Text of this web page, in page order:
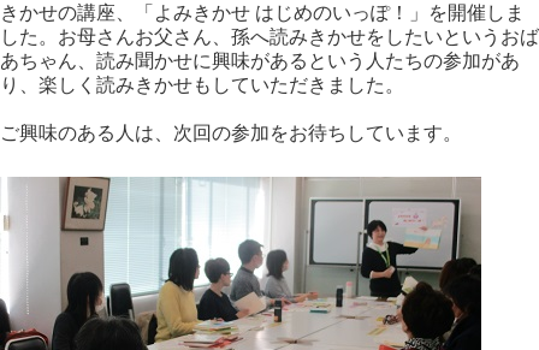
きかせの講座、「よみきかせ はじめのいっぽ！」を開催しま
した。お母さんお父さん、孫へ読みきかせをしたいというおば
あちゃん、読み聞かせに興味があるという人たちの参加があ
り、楽しく読みきかせもしていただきました。
ご興味のある人は、次回の参加をお待ちしています。